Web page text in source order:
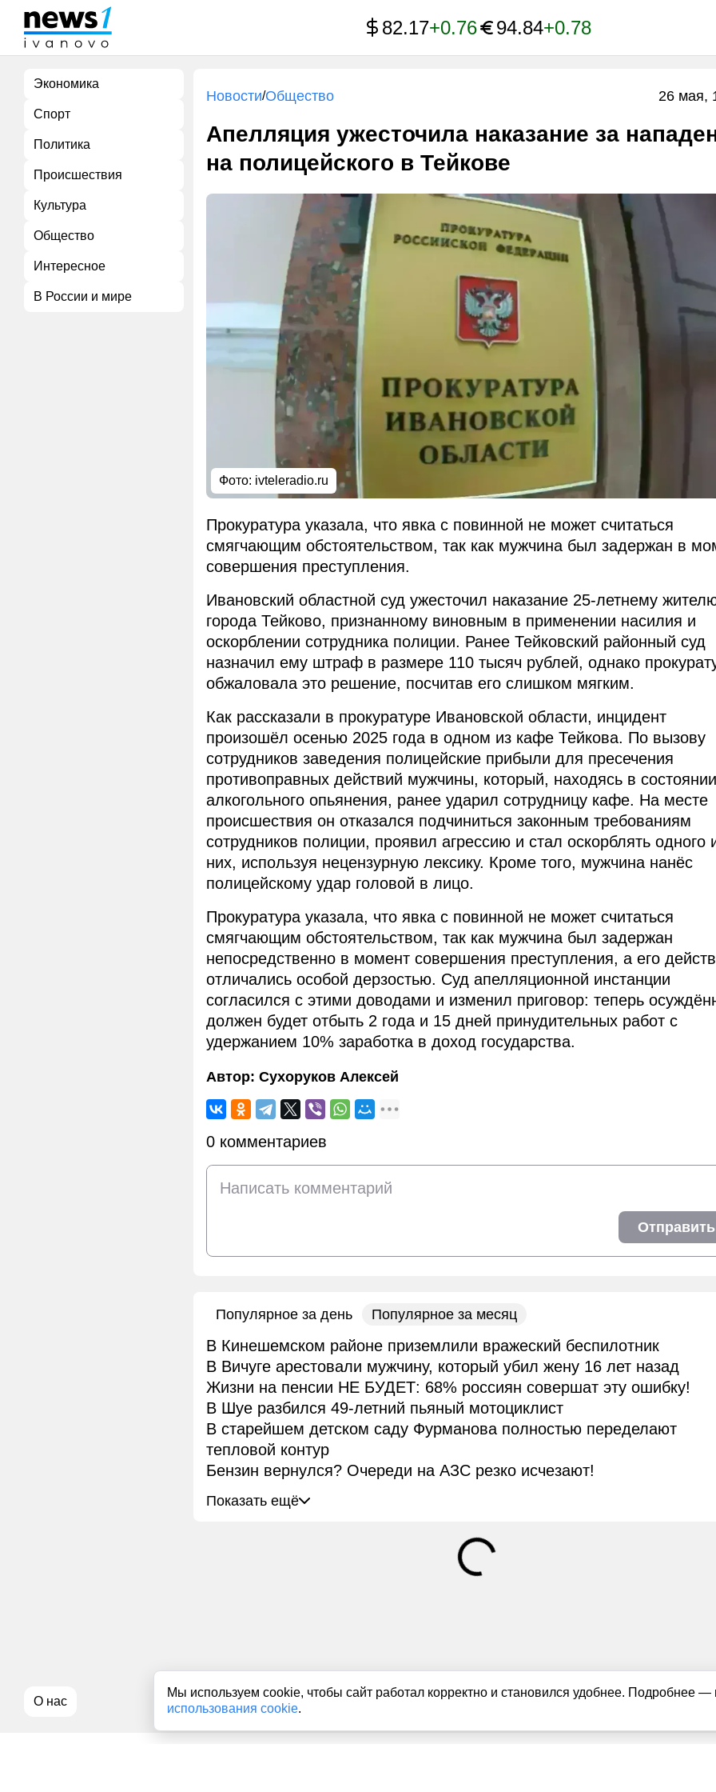
Мы используем cookie, чтобы сайт работал корректно и становился удобнее. Подробнее —
использования cookie.
82.17+0.76 94.84+0.78
Экономика
Спорт
Политика
Происшествия
Культура
Общество
Интересное
В России и мире
О нас
Новости/Общество 26 мая,
Апелляция ужесточила наказание за
на полицейского в Тейкове
Фото: ivteleradio.ru
Прокуратура указала, что явка с повинной не может считаться
смягчающим обстоятельством, так как мужчина был задержан в
совершения преступления.
Ивановский областной суд ужесточил наказание 25-летнему
города Тейково, признанному виновным в применении насилия и
оскорблении сотрудника полиции. Ранее Тейковский районный суд
назначил ему штраф в размере 110 тысяч рублей, однако
обжаловала это решение, посчитав его слишком мягким.
Как рассказали в прокуратуре Ивановской области, инцидент
произошёл осенью 2025 года в одном из кафе Тейкова. По вызову
сотрудников заведения полицейские прибыли для пресечения
противоправных действий мужчины, который, находясь в состоянии
алкогольного опьянения, ранее ударил сотрудницу кафе. На месте
происшествия он отказался подчиниться законным требованиям
сотрудников полиции, проявил агрессию и стал оскорблять одного
них, используя нецензурную лексику. Кроме того, мужчина нанёс
полицейскому удар головой в лицо.
Прокуратура указала, что явка с повинной не может считаться
смягчающим обстоятельством, так как мужчина был задержан
непосредственно в момент совершения преступления, а его
отличались особой дерзостью. Суд апелляционной инстанции
согласился с этими доводами и изменил приговор: теперь
должен будет отбыть 2 года и 15 дней принудительных работ с
удержанием 10% заработка в доход государства.
Автор: Сухоруков Алексей
0 комментариев
Отправить
Популярное за день Популярное за месяц
В Кинешемском районе приземлили вражеский беспилотник
В Вичуге арестовали мужчину, который убил жену 16 лет назад
Жизни на пенсии НЕ БУДЕТ: 68% россиян совершат эту ошибку!
В Шуе разбился 49-летний пьяный мотоциклист
В старейшем детском саду Фурманова полностью переделают
тепловой контур
Бензин вернулся? Очереди на АЗС резко исчезают!
Показать ещё